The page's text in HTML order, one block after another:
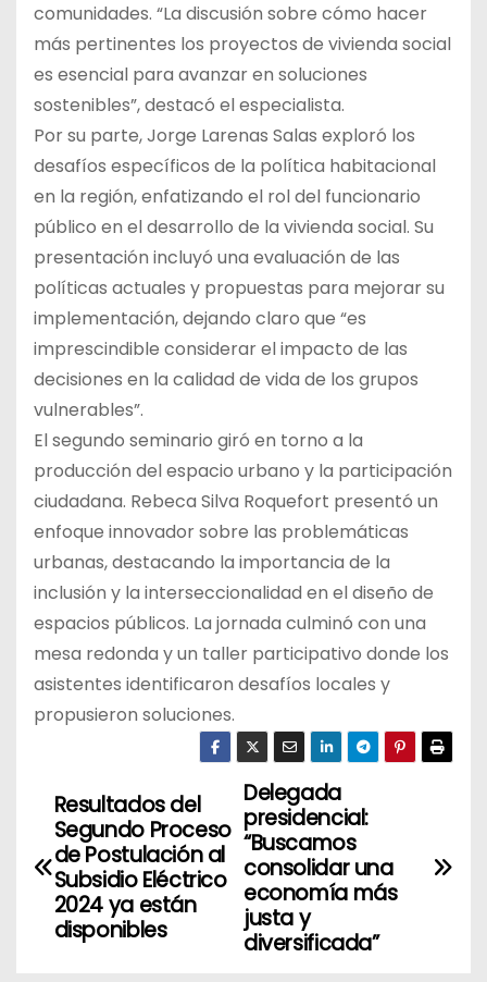
comunidades. “La discusión sobre cómo hacer
más pertinentes los proyectos de vivienda social
es esencial para avanzar en soluciones
sostenibles”, destacó el especialista.
Por su parte, Jorge Larenas Salas exploró los
desafíos específicos de la política habitacional
en la región, enfatizando el rol del funcionario
público en el desarrollo de la vivienda social. Su
presentación incluyó una evaluación de las
políticas actuales y propuestas para mejorar su
implementación, dejando claro que “es
imprescindible considerar el impacto de las
decisiones en la calidad de vida de los grupos
vulnerables”.
El segundo seminario giró en torno a la
producción del espacio urbano y la participación
ciudadana. Rebeca Silva Roquefort presentó un
enfoque innovador sobre las problemáticas
urbanas, destacando la importancia de la
inclusión y la interseccionalidad en el diseño de
espacios públicos. La jornada culminó con una
mesa redonda y un taller participativo donde los
asistentes identificaron desafíos locales y
propusieron soluciones.
N
Delegada
presidencial:
“Buscamos
consolidar una
economía más
justa y
diversificada”
Resultados del
Segundo Proceso
de Postulación al
Subsidio Eléctrico
2024 ya están
disponibles